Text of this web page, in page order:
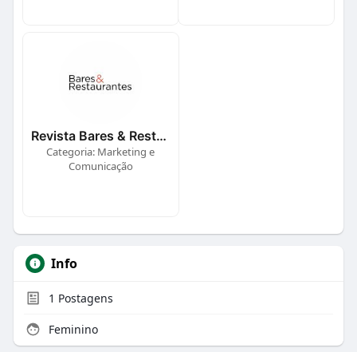
Revista Bares & Restaurantes
Categoria: Marketing e
Comunicação
Info
1 Postagens
Feminino